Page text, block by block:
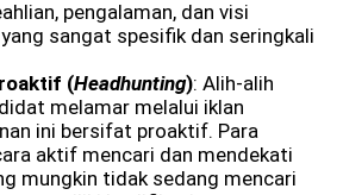
pengalaman, dan visi
sangat spesifik dan seringkali
(Headhunting): Alih-alih
melamar melalui iklan
ini bersifat proaktif. Para
aktif mencari dan mendekati
mungkin tidak sedang mencari